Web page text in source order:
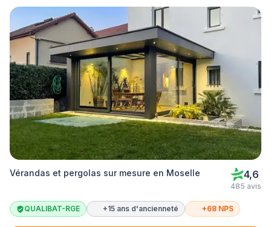
Vérandas et pergolas sur mesure en Moselle 4,6
485 avis
QUALIBAT-RGE +15 ans d'ancienneté +68 NPS